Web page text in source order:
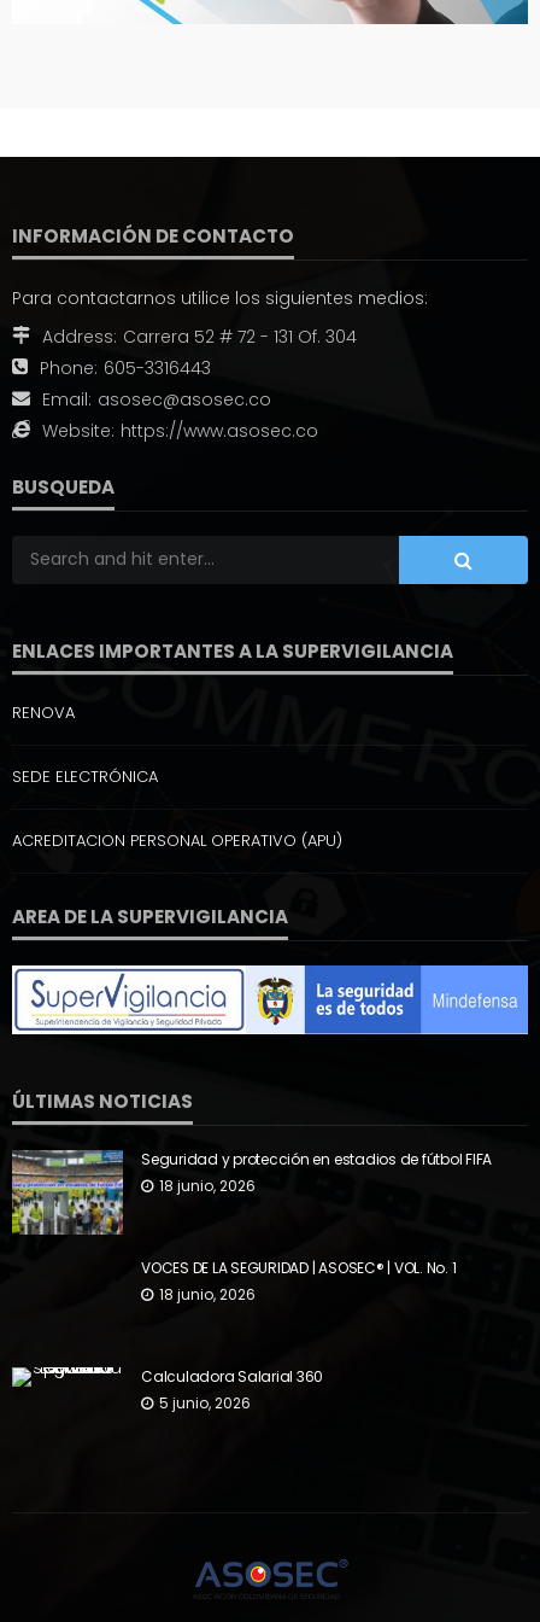
INFORMACIÓN DE CONTACTO
Para contactarnos utilice los siguientes medios:
Address: Carrera 52 # 72 - 131 Of. 304
Phone: 605-3316443
Email: asosec@asosec.co
Website: https://www.asosec.co
BUSQUEDA
ENLACES IMPORTANTES A LA SUPERVIGILANCIA
RENOVA
SEDE ELECTRÓNICA
ACREDITACION PERSONAL OPERATIVO (APU)
AREA DE LA SUPERVIGILANCIA
ÚLTIMAS NOTICIAS
Seguridad y protección en estadios de fútbol FIFA
18 junio, 2026
VOCES DE LA SEGURIDAD | ASOSEC® | VOL. No. 1
18 junio, 2026
Calculadora Salarial 360
5 junio, 2026